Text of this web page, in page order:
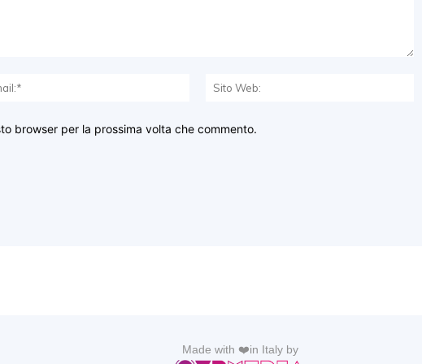
Email:*
browser per la prossima volta che commento.
Made with ❤️in Italy by